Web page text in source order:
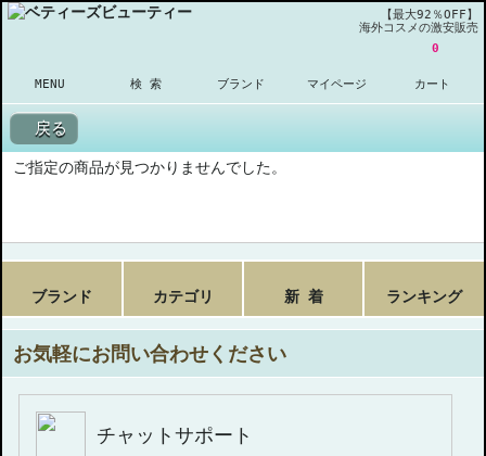
【最大92％OFF】
海外コスメの激安販売
MENU 検 索 ブランド マイページ
0
カート
戻る
ご指定の商品が見つかりませんでした。
ブランド カテゴリ 新 着 ランキング
お気軽にお問い合わせください
チャットサポート